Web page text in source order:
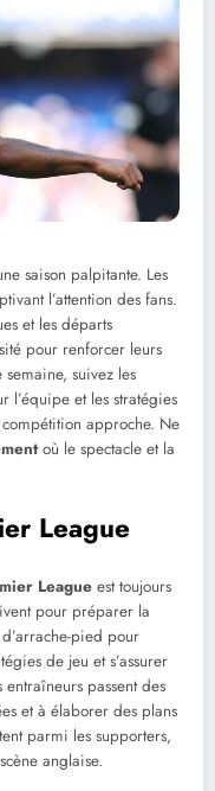
saison palpitante. Les
l’attention des fans.
et les départs
pour renforcer leurs
suivez les
l’équipe et les stratégies
approche. Ne
où le spectacle et la
League
League est toujours
pour préparer la
pied pour
de jeu et s’assurer
passent des
et à élaborer des plans
parmi les supporters,
anglaise.